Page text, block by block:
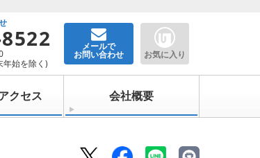
年始を除く)
メールで
お問い合わせ お気に入り
クセス 会社概要